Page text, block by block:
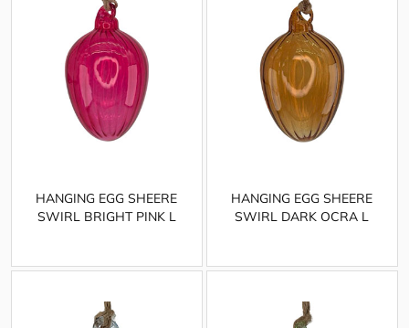
HANGING EGG SHEERE
SWIRL BRIGHT PINK L
HANGING EGG SHEERE
SWIRL DARK OCRA L